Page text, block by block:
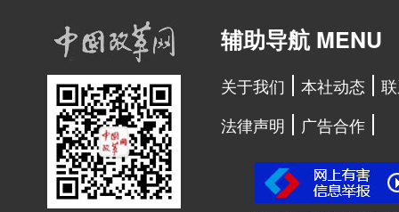
辅助导航 MENU
关于我们 本社动态
法律声明
广告合作